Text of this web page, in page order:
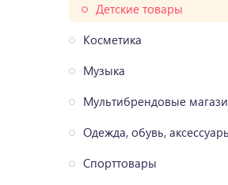
Детские товары
Косметика
Музыка
Мультибрендовые
Одежда, обувь,
Спорттовары